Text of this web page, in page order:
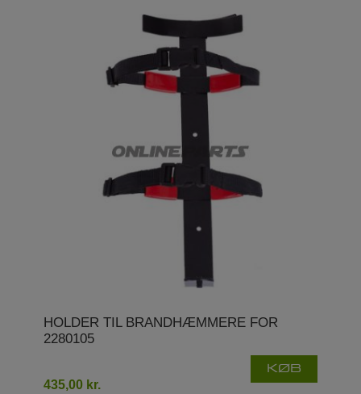
HOLDER TIL BRANDHÆMMERE FOR
2280105
435,00 kr.
KØB